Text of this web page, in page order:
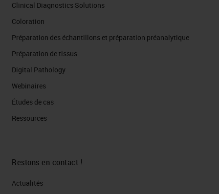
Clinical Diagnostics Solutions
Coloration
Préparation des échantillons et préparation préanalytique
Préparation de tissus
Digital Pathology
Webinaires
Études de cas
Ressources
Restons en contact !
Actualités